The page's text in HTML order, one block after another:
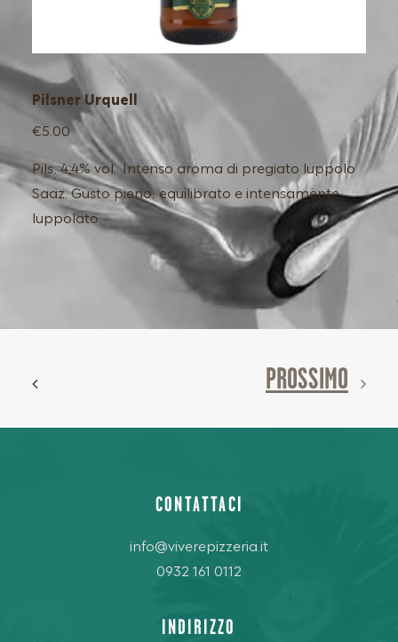
Pilsner Urquell
€5.00
Pils, 4,4% vol.. Intenso aroma di pregiato luppolo
Saaz. Gusto pieno, equilibrato e intensamente
luppolato.
PROSSIMO
CONTATTACI
info@viverepizzeria.it
0932 161 0112
INDIRIZZO